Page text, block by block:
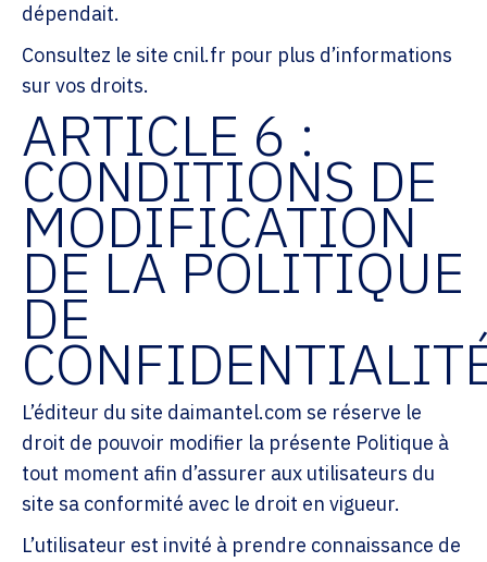
dépendait.
Consultez le site cnil.fr pour plus d’informations
sur vos droits.
ARTICLE 6 :
CONDITIONS DE
MODIFICATION
DE LA POLITIQUE
DE
L’éditeur du site daimantel.com se réserve le
droit de pouvoir modifier la présente Politique à
tout moment afin d’assurer aux utilisateurs du
site sa conformité avec le droit en vigueur.
L’utilisateur est invité à prendre connaissance de